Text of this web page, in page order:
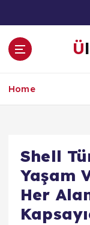
a
Home
Shell
Yaşam
Her